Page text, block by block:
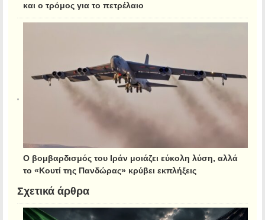
και ο τρόμος για το πετρέλαιο
Ο βομβαρδισμός του Ιράν μοιάζει εύκολη λύση, αλλά
το «Κουτί της Πανδώρας» κρύβει εκπλήξεις
Σχετικά άρθρα